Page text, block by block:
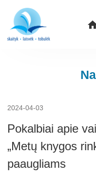
2024-04-03
Pokalbiai apie
„Metų knygos
paaugliams